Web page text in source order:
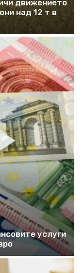
движението
над 12 т в
услуги